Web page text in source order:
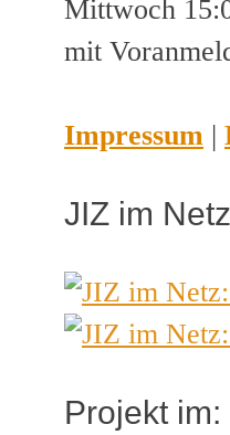
Mittwoch
mit
Impressum |
JIZ im
Projekt im: